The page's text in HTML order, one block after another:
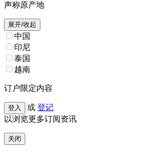
声称原产地
展开/收起
中国
印尼
泰国
越南
订户限定内容
登入 或 登记
以浏览更多订阅资讯
关闭